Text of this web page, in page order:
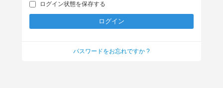
ログイン状態を保存する
パスワードをお忘れですか ?